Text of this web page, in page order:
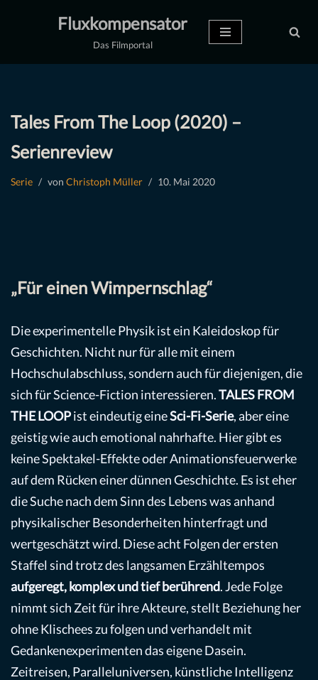
Fluxkompensator
Das Filmportal
Tales From The Loop (2020) –
Serienreview
Serie von Christoph Müller 10. Mai 2020
„Für einen Wimpernschlag“
Die experimentelle Physik ist ein Kaleidoskop für
Geschichten. Nicht nur für alle mit einem
Hochschulabschluss, sondern auch für diejenigen, die
sich für Science-Fiction interessieren.TALES FROM
THE LOOPist eindeutig eineSci-Fi-Serie, aber eine
geistig wie auch emotional nahrhafte. Hier gibt es
keine Spektakel-Effekte oder Animationsfeuerwerke
auf dem Rücken einer dünnen Geschichte. Es ist eher
die Suche nach dem Sinn des Lebens was anhand
physikalischer Besonderheiten hinterfragt und
wertgeschätzt wird. Diese acht Folgen der ersten
Staffel sind trotz des langsamen Erzähltempos
aufgeregt, komplex und tief berührend. Jede Folge
nimmt sich Zeit für ihre Akteure, stellt Beziehung her
ohne Klischees zu folgen und verhandelt mit
Gedankenexperimenten das eigene Dasein.
Zeitreisen, Paralleluniversen, künstliche Intelligenz